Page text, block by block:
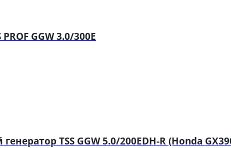
GGW 3.0/300E
TSS GGW 5.0/200EDH-R (Honda